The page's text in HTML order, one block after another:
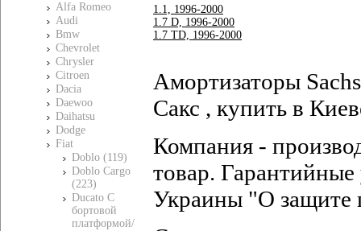
Alfa Romeo
Audi
Bmw
Chevrolet
Chrysler
Citroen
Dacia
Daewoo
Daihatsu
Dodge
Fiat
Doblo (119)
Doblo Cargo
(223)
Ducato C
бортовой
платформой/
1.1, 1996-2000
1.7 D, 1996-2000
1.7 TD, 1996-2000
Амортизаторы
Сакс , купить в
Компания -
товар. Гарантийные
Украины "О защите